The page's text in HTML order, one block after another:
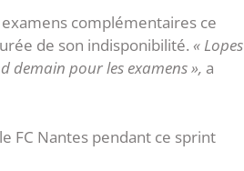
complémentaires ce
de son indisponibilité. « Lopes
demain pour les examens », a
FC Nantes pendant ce sprint